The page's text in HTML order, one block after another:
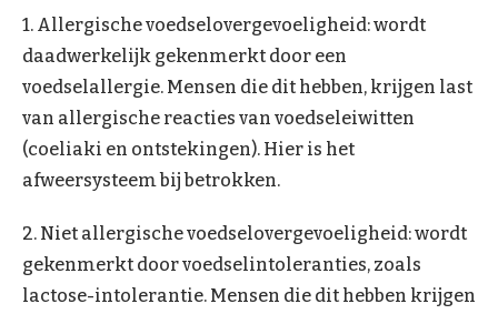
1. Allergische voedselovergevoeligheid: wordt
daadwerkelijk gekenmerkt door een
voedselallergie. Mensen die dit hebben, krijgen last
van allergische reacties van voedseleiwitten
(coeliaki en ontstekingen). Hier is het
afweersysteem bij betrokken.
2. Niet allergische voedselovergevoeligheid: wordt
gekenmerkt door voedselintoleranties, zoals
lactose-intolerantie. Mensen die dit hebben krijgen